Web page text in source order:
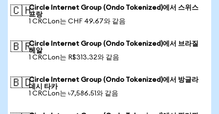
🇨🇭Circle Internet Group (Ondo Tokenized)에서 스위스
프랑
1 CRCLon는 CHF 49.67와 같음
🇧🇷Circle Internet Group (Ondo Tokenized)에서 브라질
헤알
1 CRCLon는 R$313.32와 같음
🇧🇩Circle Internet Group (Ondo Tokenized)에서 방글라
데시 타카
1 CRCLon는 ৳7,586.51와 같음